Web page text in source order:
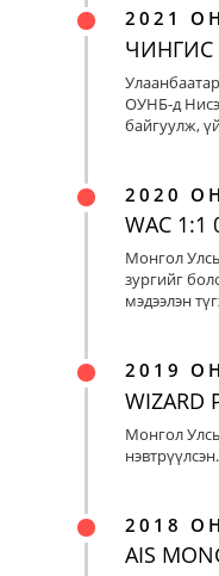
2021 ОН
ОУНБ-д
байгуулж,
2020 ОН
WAC 1:1
Монгол
зургийг
мэдээлэн
2019 ОН
WIZARD
Монгол
нэвтрүүлсэн.
2018 ОН
AIS